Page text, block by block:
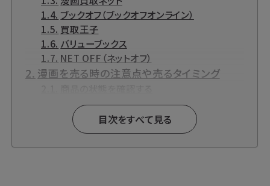
ブックオフ（ブックオフオンライン）
買取王子
バリューブックス
NET OFF（ネットオフ）
漫画を売る時の注意点や売るタイミング
まとめて売る
新作は早く売る
『渡くんの××が崩壊寸前』とは？
『渡くんの××が崩壊寸前』関連商品も高価
目次をすべて見る